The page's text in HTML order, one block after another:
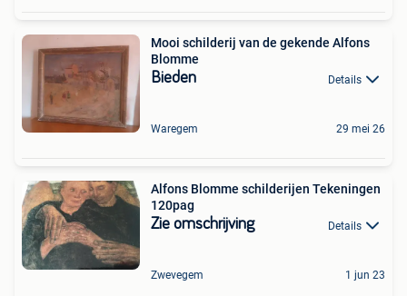
Mooi schilderij van de gekende Alfons
Blomme
Bieden Details
Waregem 29 mei 26
Alfons Blomme schilderijen Tekeningen
120pag
Zie omschrijving Details
Zwevegem 1 jun 23